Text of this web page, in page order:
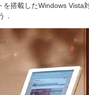
を搭載したWindows Vista
．